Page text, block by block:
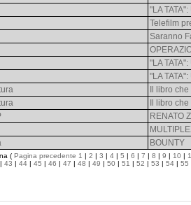
"LA
Telefilm
Saranno
"LA
"LA
Il libro
Il libro
RENATO
BOUNTY
( Pagina precedente 1 | 2 | 3 | 4 | 5 | 6 | 7 | 8 | 9 | 10 |
| 43 | 44 | 45 | 46 | 47 | 48 | 49 | 50 | 51 | 52 | 53 | 54 | 55